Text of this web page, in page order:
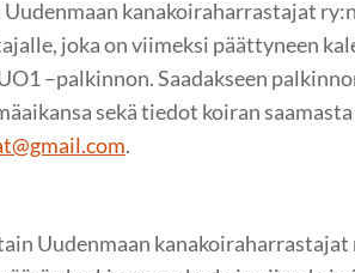
kanakoiraharrastajat
joka on viimeksi päättyneen
–palkinnon. Saadakseen
sekä tiedot koiran
.
Uudenmaan